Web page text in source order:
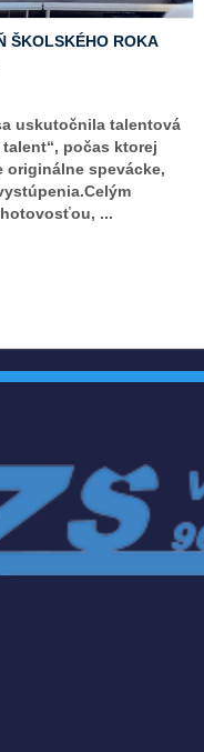
ŠKOLSKÉHO ROKA
uskutočnila talentová
počas ktorej
originálne spevácke,
...